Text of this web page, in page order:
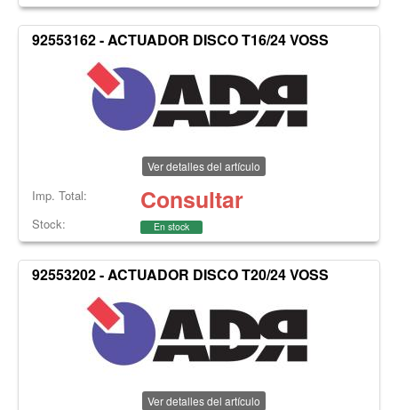
92553162 - ACTUADOR DISCO T16/24 VOSS
Ver detalles del artículo
Imp. Total: Consultar
Stock: En stock
92553202 - ACTUADOR DISCO T20/24 VOSS
Ver detalles del artículo